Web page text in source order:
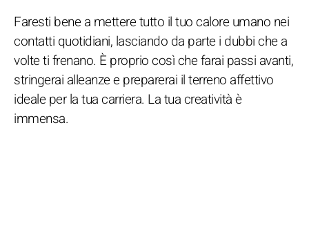
Faresti bene a mettere tutto il tuo calore umano nei
contatti quotidiani, lasciando da parte i dubbi che a
volte ti frenano. È proprio così che farai passi avanti,
stringerai alleanze e preparerai il terreno affettivo
ideale per la tua carriera. La tua creatività è
immensa.